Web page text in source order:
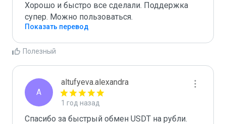
Хорошо и быстро все сделали. Поддержка
супер. Можно пользоваться.
Показать перевод
Полезный
A
altufyeva.alexandra
1 год назад
Спасибо за быстрый обмен USDT на рубли.